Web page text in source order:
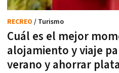
Cuál es el mejor
alojamiento y viaje
verano y ahorrar plata
RECREO / Turismo